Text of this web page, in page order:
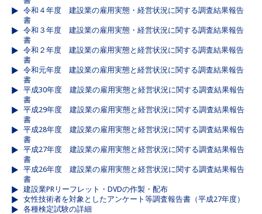
令和４年度 建設業の雇用実態・経営状況に関する調査結果報告
書
令和３年度 建設業の雇用実態・経営状況に関する調査結果報告
書
令和２年度 建設業の雇用実態と経営状況に関する調査結果報告
書
令和元年度 建設業の雇用実態と経営状況に関する調査結果報告
書
平成30年度 建設業の雇用実態と経営状況に関する調査結果報告
書
平成29年度 建設業の雇用実態と経営状況に関する調査結果報告
書
平成28年度 建設業の雇用実態と経営状況に関する調査結果報告
書
平成27年度 建設業の雇用実態と経営状況に関する調査結果報告
書
平成26年度 建設業の雇用実態と経営状況に関する調査結果報告
書
建設業PRリーフレット・DVDの作製・配布
女性技術者を対象としたアンケート等調査報告書（平成27年度）
各種検定試験の詳細